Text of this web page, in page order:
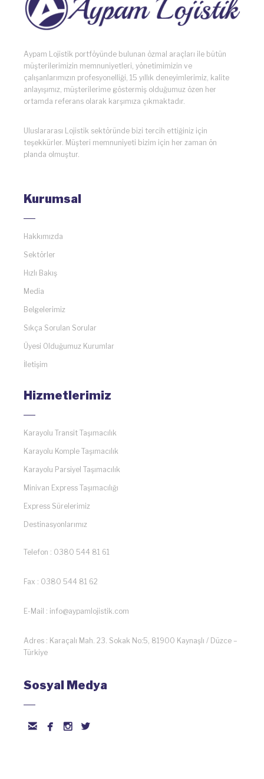
Aypam Lojistik portföyünde bulunan özmal araçları ile bütün
müşterilerimizin memnuniyetleri, yönetimimizin ve
çalışanlarımızın profesyonelliği, 15 yıllık deneyimlerimiz, kalite
anlayışımız, müşterilerime göstermiş olduğumuz özen her
ortamda referans olarak karşımıza çıkmaktadır.
Uluslararası Lojistik sektöründe bizi tercih ettiğiniz için
teşekkürler. Müşteri memnuniyeti bizim için her zaman ön
planda olmuştur.
Kurumsal
Hakkımızda
Sektörler
Hızlı Bakış
Media
Belgelerimiz
Sıkça Sorulan Sorular
Üyesi Olduğumuz Kurumlar
İletişim
Hizmetlerimiz
Karayolu Transit Taşımacılık
Karayolu Komple Taşımacılık
Karayolu Parsiyel Taşımacılık
Minivan Express Taşımacılığı
Express Sürelerimiz
Destinasyonlarımız
Telefon : 0380 544 81 61
Fax : 0380 544 81 62
E-Mail : info@aypamlojistik.com
Adres : Karaçalı Mah. 23. Sokak No:5, 81900 Kaynaşlı / Düzce –
Türkiye
Sosyal Medya
   